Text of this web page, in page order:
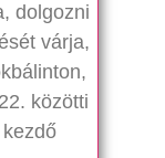
dolgozni
várja,
közötti